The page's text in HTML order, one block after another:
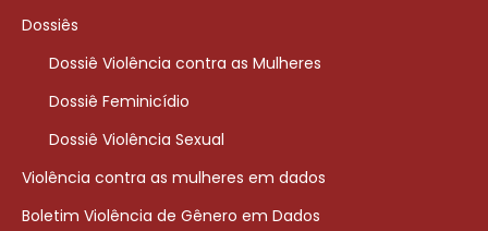
Dossiês
Dossiê Violência contra as Mulheres
Dossiê Feminicídio
Dossiê Violência Sexual
Violência contra as mulheres em dados
Boletim Violência de Gênero em Dados